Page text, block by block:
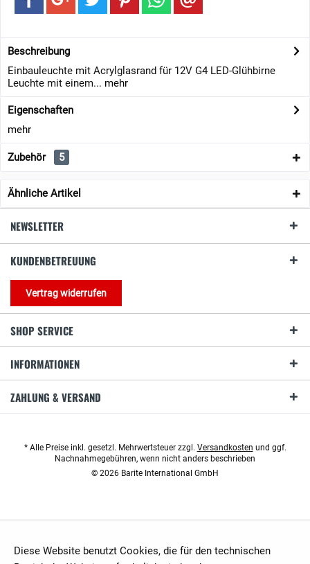
Beschreibung
Einbauleuchte mit Acrylglasrand für 12V G4 LED-Glühbirne
Leuchte mit einem... mehr
Eigenschaften
mehr
Zubehör 5
Ähnliche Artikel
NEWSLETTER
KUNDENBETREUUNG
Vertrag widerrufen
SHOP SERVICE
INFORMATIONEN
ZAHLUNG & VERSAND
* Alle Preise inkl. gesetzl. Mehrwertsteuer zzgl. Versandkosten und ggf.
Nachnahmegebühren, wenn nicht anders beschrieben
© 2026 Barite International GmbH
Diese Website benutzt Cookies, die für den technischen